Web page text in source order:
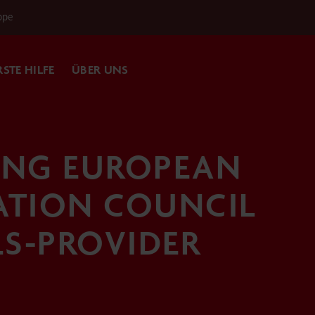
HILFE ÜBER UNS
EUROPEAN
COUNCIL
PROVIDER